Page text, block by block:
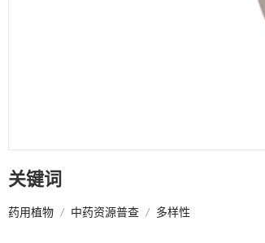
关键词
药用植物 / 中药资源普查 / 多样性